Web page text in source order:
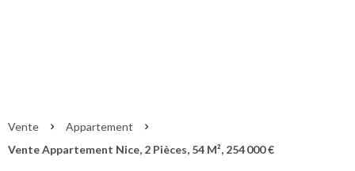
Vente
Appartement
Vente Appartement Nice, 2 Pièces, 54 M², 254 000 €